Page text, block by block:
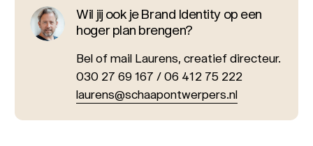
Wil jij ook je Brand Identity op een
hoger plan brengen?
Bel of mail Laurens, creatief directeur.
030 27 69 167 / 06 412 75 222
laurens@schaapontwerpers.nl